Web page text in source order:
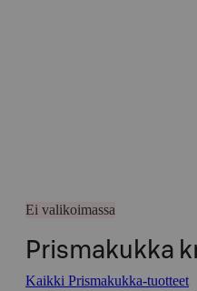
Ei valikoimassa
Prismakukka
Kaikki Prismakukka-tuotteet